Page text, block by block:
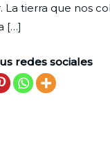
La tierra que nos
[…]
redes sociales